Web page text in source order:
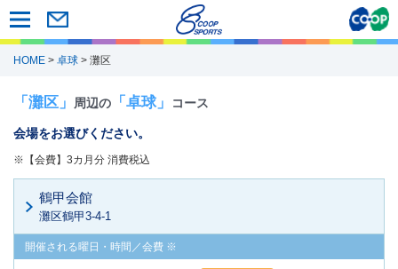
HOME > 卓球 > 灘区
「灘区」 周辺の 「卓球」 コース
会場をお選びください。
※【会費】3カ月分 消費税込
鶴甲会館
灘区鶴甲3-4-1